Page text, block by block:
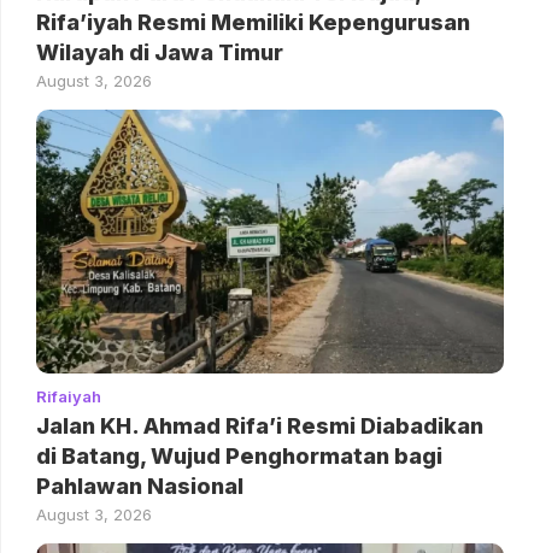
Rifa’iyah Resmi Memiliki Kepengurusan
Wilayah di Jawa Timur
August 3, 2026
Rifaiyah
Jalan KH. Ahmad Rifa’i Resmi Diabadikan
di Batang, Wujud Penghormatan bagi
Pahlawan Nasional
August 3, 2026